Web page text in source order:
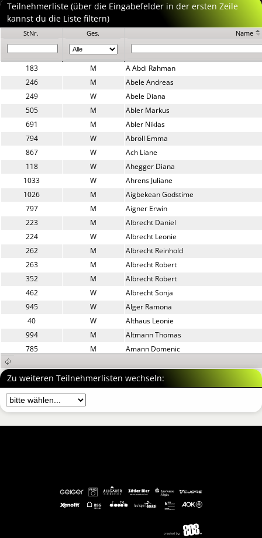
Teilnehmerliste (über die Eingabefelder in der ersten Zeile
kannst du die Liste filtern)
StNr. Ges. Name
183 M
A Abdi Rahman
246
M
Abele Andreas
249
W
Abele Diana
505
M
Abler Markus
691
M
Abler Niklas
794
W
Abröll Emma
867
W
Ach Liane
118
W
Ahegger Diana
1033
W
Ahrens Juliane
1026
M
Aigbekean Godstime
797
M
Aigner Erwin
223
M
Albrecht Daniel
224
W
Albrecht Leonie
262
M
Albrecht Reinhold
263
M
Albrecht Robert
352
M
Albrecht Robert
462
W
Albrecht Sonja
945
W
Alger Ramona
40
W
Althaus Leonie
994
M
Altmann Thomas
785
M
Amann Domenic
51
M
Andreas-Tschiesche Peter
886
M
Andres Manuel
484
M
Asam Adrian
M
Auer Alexander
Zu weiteren Teilnehmerlisten wechseln: